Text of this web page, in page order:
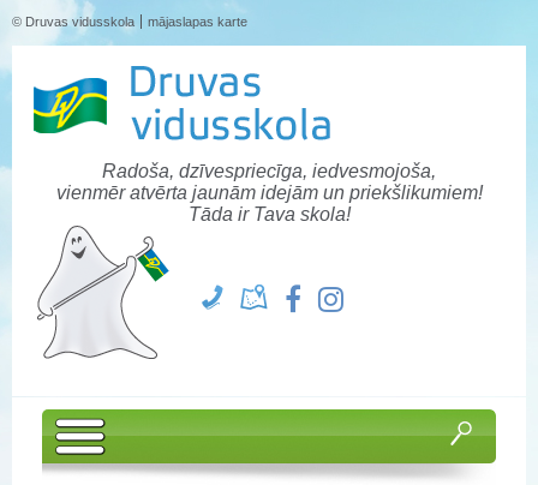
© Druvas vidusskola mājaslapas karte
Radoša, dzīvespriecīga, iedvesmojoša,
vienmēr atvērta jaunām idejām un priekšlikumiem!
Tāda ir Tava skola!